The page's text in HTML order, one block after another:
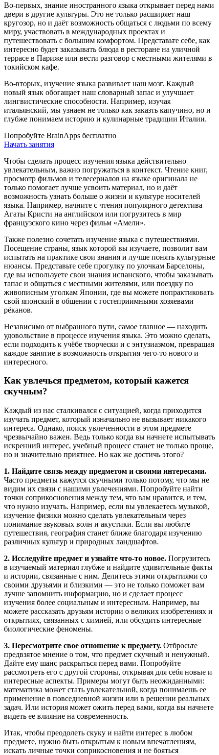
Во-первых, знание иностранного языка открывает перед нами
двери в другие культуры. Это не только расширяет наш
кругозор, но и даёт возможность общаться с людьми по всему
миру, участвовать в международных проектах и
путешествовать с большим комфортом. Представьте себе, как
интересно будет заказывать блюда в ресторане на уличной
террасе в Париже или вести разговор с местными жителями в
токийском кафе.
Во-вторых, изучение языка развивает наш мозг. Каждый
новый язык обогащает наш словарный запас и улучшает
лингвистические способности. Например, изучая
итальянский, мы узнаем не только как заказть капучино, но и
глубже понимаем историю и кулинарные традиции Италии.
Попробуйте BrainApps бесплатно
Начать занятия
Чтобы сделать процесс изучения языка действительно
увлекательным, важно погружаться в контекст. Чтение книг,
просмотр фильмов и телесериалов на языке оригинала не
только помогает лучше усвоить материал, но и даёт
возможность узнать больше о жизни и культуре носителей
языка. Например, начните с чтения популярного детектива
Агаты Кристи на английском или погрузитесь в мир
французского кино через фильм «Амели».
Также полезно сочетать изучение языка с путешествиями.
Посещение страны, язык которой вы изучаете, позволит вам
испытать на практике свои знания и лучше понять культурные
нюансы. Представьте себе прогулку по улочкам Барселоны,
где вы используете свои знания испанского, чтобы заказывать
тапас и общаться с местными жителями, или поездку по
живописным уголкам Японии, где вы можете попрактиковать
свой японский в общении с гостеприимными хозяевами
рёканов.
Независимо от выбранного пути, самое главное — находить
удовольствие в процессе изучения языка. Это можно сделать,
если подходить к учёбе творчески и с энтузиазмом, превращая
каждое занятие в возможность открытия чего-то нового и
интересного.
Как увлечься предметом, который кажется
скучным?
Каждый из нас сталкивался с ситуацией, когда приходится
изучать предмет, который изначально не вызывает никакого
интереса. Однако, поиск увлеченности в этом предмете
чрезвычайно важен. Ведь только когда вы начнете испытывать
искренний интерес, учебный процесс станет не только проще,
но и значительно приятнее. Но как же достичь этого?
1. Найдите связь между предметом и своими интересами.
Часто предметы кажутся скучными только потому, что мы не
видим их связи с нашими увлечениями. Попробуйте найти
точки соприкосновения между тем, что вам нравится, и тем,
что нужно изучать. Например, если вы увлекаетесь музыкой,
изучение физики можно сделать увлекательным через
понимание звуковых волн и акустики. Если вы любите
путешествия, география станет ближе благодаря изучению
различных культур и природных ландшафтов.
2. Исследуйте предмет и узнайте что-то новое. Погрузитесь
в изучаемый материал глубже и найдите удивительные факты
и истории, связанные с ним. Делитесь этими открытиями со
своими друзьями и близкими — это не только поможет вам
лучше запомнить информацию, но и сделает процесс
изучения более социальным и интересным. Например, вы
можете рассказать друзьям истории о великих изобретениях и
открытиях, связанных с химией, или обсудить интересные
биологические феномены.
3. Пересмотрите свое отношение к предмету. Отбросьте
предвзятое мнение о том, что предмет скучный и ненужный.
Дайте ему шанс раскрыться перед вами. Попробуйте
рассмотреть его с другой стороны, открывая для себя новые и
интересные аспекты. Примеры могут быть неожиданными:
математика может стать увлекательной, когда понимаешь ее
применение в повседневной жизни или в решении реальных
задач. Или история может ожить перед вами, когда вы начнете
видеть ее влияние на современность.
Итак, чтобы преодолеть скуку и найти интерес в любом
предмете, нужно быть открытым к новым впечатлениям,
искать личные точки соприкосновения и не бояться